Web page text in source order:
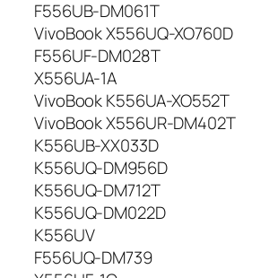
F556UB-DM061T
VivoBook X556UQ-XO760D
F556UF-DM028T
X556UA-1A
VivoBook K556UA-XO552T
VivoBook X556UR-DM402T
K556UB-XX033D
K556UQ-DM956D
K556UQ-DM712T
K556UQ-DM022D
K556UV
F556UQ-DM739